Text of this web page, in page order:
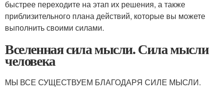
быстрее переходите на этап их решения, а также
приблизительного плана действий, которые вы можете
выполнить своими силами.
Вселенная сила мысли. Сила мысли
человека
МЫ ВСЕ СУЩЕСТВУЕМ БЛАГОДАРЯ СИЛЕ МЫСЛИ.